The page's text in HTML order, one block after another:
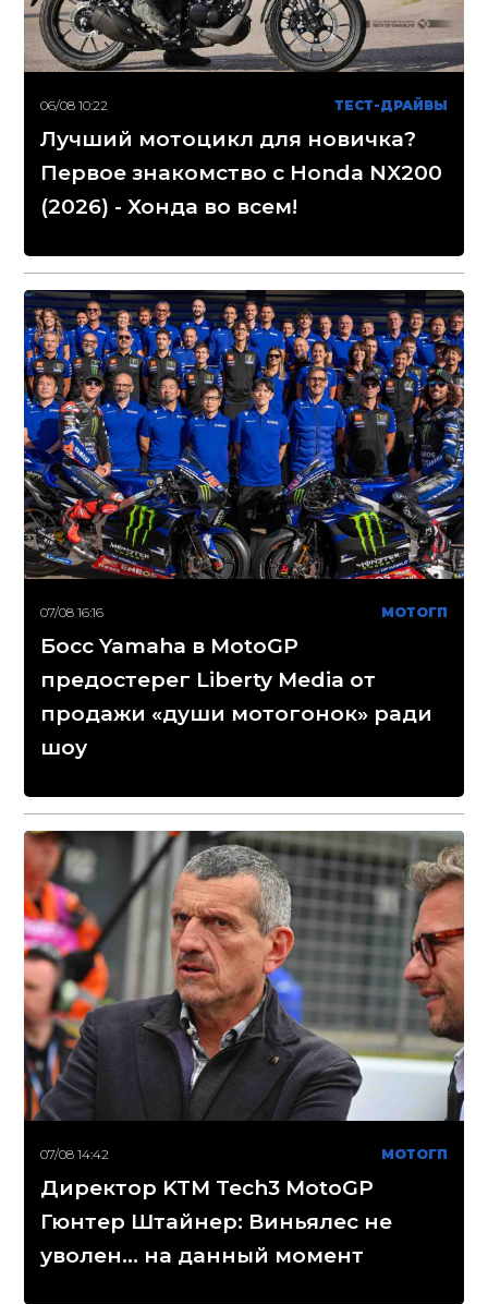
06/08 10:22 ТЕСТ-ДРАЙВЫ
Лучший мотоцикл для новичка?
Первое знакомство с Honda NX200
(2026) - Хонда во всем!
07/08 16:16 МОТОГП
Босс Yamaha в MotoGP
предостерег Liberty Media от
продажи «души мотогонок» ради
шоу
07/08 14:42 МОТОГП
Директор KTM Tech3 MotoGP
Гюнтер Штайнер: Виньялес не
уволен... на данный момент